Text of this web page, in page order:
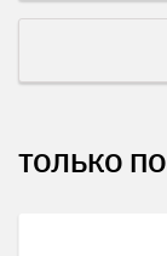
ТОЛЬКО